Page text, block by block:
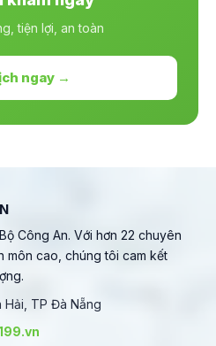
tiện lợi, an toàn
ngay →
Công An. Với hơn 22 chuyên
môn cao, chúng tôi cam kết
Hải, TP Đà Nẵng